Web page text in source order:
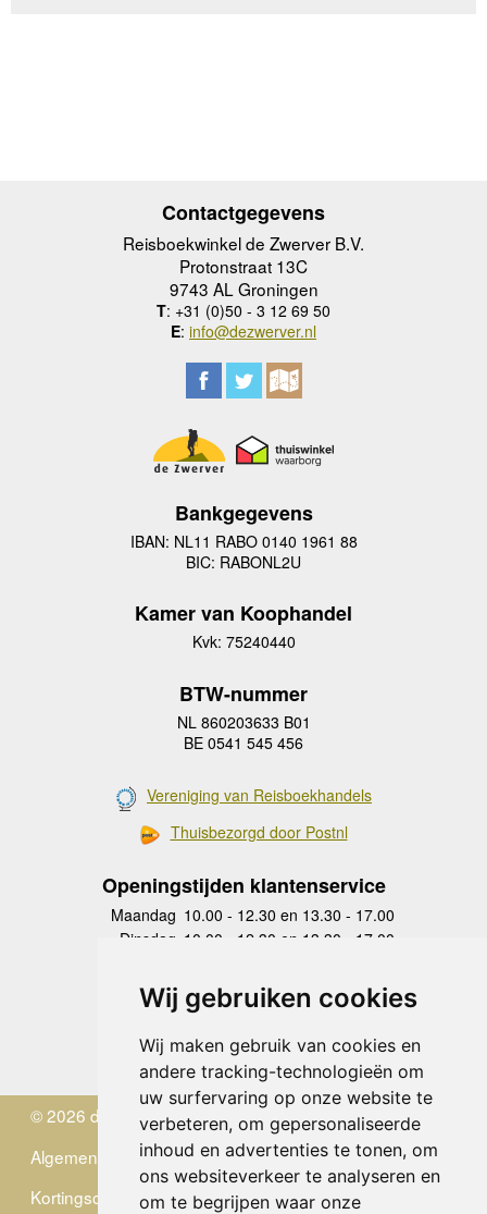
Wij gebruiken cookies
Wij maken gebruik van cookies en
andere tracking-technologieën om
uw surfervaring op onze website te
verbeteren, om gepersonaliseerde
inhoud en advertenties te tonen, om
ons websiteverkeer te analyseren en
om te begrijpen waar onze
Contactgegevens
Reisboekwinkel de Zwerver B.V.
Protonstraat 13C
9743 AL Groningen
T: +31 (0)50 - 3 12 69 50
E: info@dezwerver.nl
Bankgegevens
IBAN: NL11 RABO 0140 1961 88
BIC: RABONL2U
Kamer van Koophandel
Kvk: 75240440
BTW-nummer
NL 860203633 B01
BE 0541 545 456
Vereniging van Reisboekhandels
Thuisbezorgd door Postnl
Openingstijden klantenservice
Maandag 10.00 - 12.30 en 13.30 - 17.00
Dinsdag 10.00 - 12.30 en 13.30 - 17.00
Donderdag
10.00 - 12.30 en 13.30 - 17.00
Vrijdag 10.00 - 12.30 en 13.30 - 17.00
Zaterdag
gesloten
Zondag gesloten
© 2026 de Zwerver
Algemene Voorwaarden
Kortingscode